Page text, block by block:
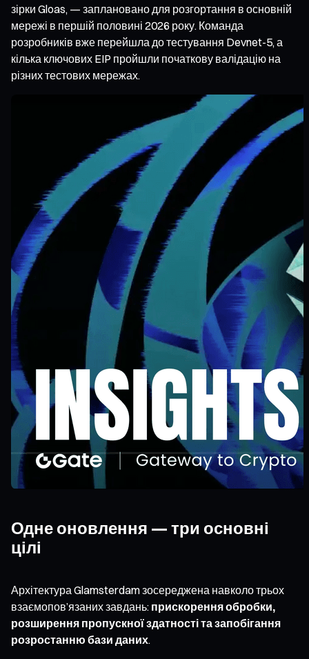
зірки Gloas, — заплановано для розгортання в основній
мережі в першій половині 2026 року. Команда
розробників вже перейшла до тестування Devnet-5, а
кілька ключових EIP пройшли початкову валідацію на
різних тестових мережах.
Одне оновлення — три основні
цілі
Архітектура Glamsterdam зосереджена навколо трьох
взаємопов’язаних завдань: прискорення обробки,
розширення пропускної здатності та запобігання
розростанню бази даних.